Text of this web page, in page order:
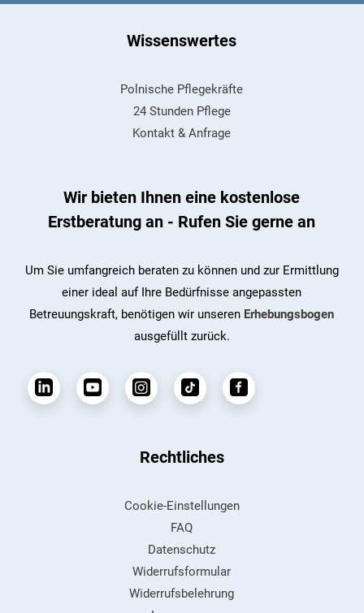
Wissenswertes
Polnische Pflegekräfte
24 Stunden Pflege
Kontakt & Anfrage
Wir bieten Ihnen eine kostenlose
Erstberatung an - Rufen Sie gerne an
Um Sie umfangreich beraten zu können und zur Ermittlung
einer ideal auf Ihre Bedürfnisse angepassten
Betreuungskraft, benötigen wir unseren Erhebungsbogen
ausgefüllt zurück.
Rechtliches
Cookie-Einstellungen
FAQ
Datenschutz
Widerrufsformular
Widerrufsbelehrung
Kundenbewertungen und Erfahrungen zu
Pflege zu Hause Küffel GmbH
SEHR GUT